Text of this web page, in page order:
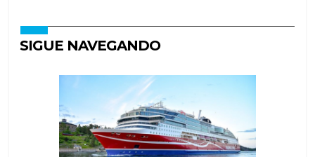
SIGUE NAVEGANDO